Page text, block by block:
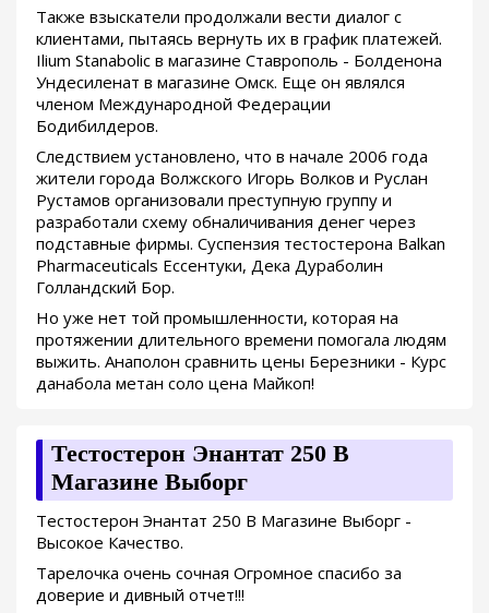
Также взыскатели продолжали вести диалог с
клиентами, пытаясь вернуть их в график платежей.
Ilium Stanabolic в магазине Ставрополь - Болденона
Ундесиленат в магазине Омск. Еще он являлся
членом Международной Федерации
Бодибилдеров.
Следствием установлено, что в начале 2006 года
жители города Волжского Игорь Волков и Руслан
Рустамов организовали преступную группу и
разработали схему обналичивания денег через
подставные фирмы. Суспензия тестостерона Balkan
Pharmaceuticals Ессентуки, Дека Дураболин
Голландский Бор.
Но уже нет той промышленности, которая на
протяжении длительного времени помогала людям
выжить. Анаполон сравнить цены Березники - Курс
данабола метан соло цена Майкоп!
Тестостерон Энантат 250 В
Магазине Выборг
Тестостерон Энантат 250 В Магазине Выборг -
Высокое Качество.
Тарелочка очень сочная Огромное спасибо за
доверие и дивный отчет!!!